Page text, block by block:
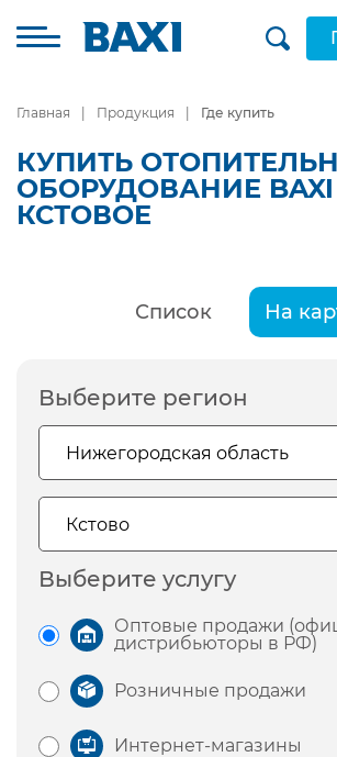
Главная Продукция Где купить
КУПИТЬ
ОБОРУДОВАНИЕ
КСТОВОЕ
Список На
Выберите регион
Выберите услугу
Оптовые продажи
дистрибьюторы в РФ)
Розничные продажи
Интернет-магазины